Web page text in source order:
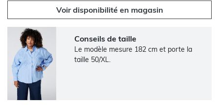
Voir disponibilité en magasin
Conseils de taille
Le modèle mesure 182 cm et porte la
taille 50/XL.